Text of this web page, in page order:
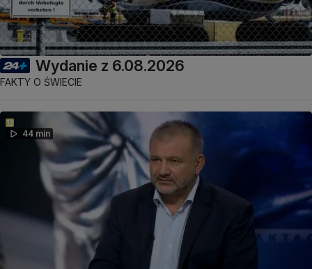
Wydanie z 6.08.2026
FAKTY O ŚWIECIE
44 min